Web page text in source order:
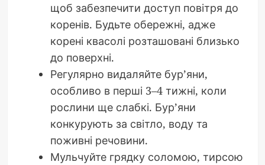
щоб забезпечити доступ повітря до
коренів. Будьте обережні, адже
корені квасолі розташовані близько
до поверхні.
Регулярно видаляйте бур’яни,
особливо в перші 3–4 тижні, коли
рослини ще слабкі. Бур’яни
конкурують за світло, воду та
поживні речовини.
Мульчуйте грядку соломою, тирсою